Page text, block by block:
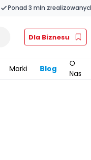
Ponad 3 mln
Dla Biznesu
Marki Blog
O
Nas